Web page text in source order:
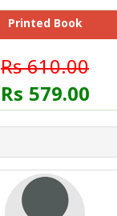
Printed Book
Rs 610.00
Rs 579.00